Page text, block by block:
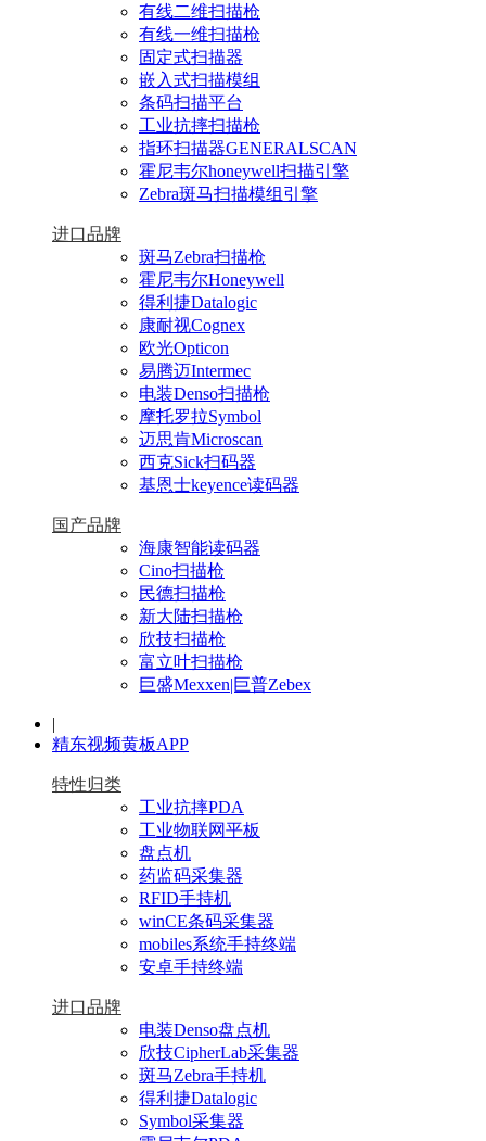
有线二维扫描枪
有线一维扫描枪
固定式扫描器
嵌入式扫描模组
条码扫描平台
工业抗摔扫描枪
指环扫描器GENERALSCAN
霍尼韦尔honeywell扫描引擎
Zebra斑马扫描模组引擎
进口品牌
斑马Zebra扫描枪
霍尼韦尔Honeywell
得利捷Datalogic
康耐视Cognex
欧光Opticon
易腾迈Intermec
电装Denso扫描枪
摩托罗拉Symbol
迈思肯Microscan
西克Sick扫码器
基恩士keyence读码器
国产品牌
海康智能读码器
Cino扫描枪
民德扫描枪
新大陆扫描枪
欣技扫描枪
富立叶扫描枪
巨盛Mexxen|巨普Zebex
|
精东视频黄板APP
特性归类
工业抗摔PDA
工业物联网平板
盘点机
药监码采集器
RFID手持机
winCE条码采集器
mobiles系统手持终端
安卓手持终端
进口品牌
电装Denso盘点机
欣技CipherLab采集器
斑马Zebra手持机
得利捷Datalogic
Symbol采集器